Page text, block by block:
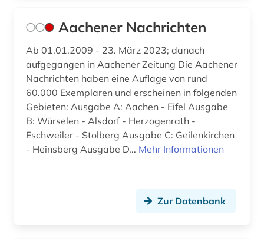
av-medien (1)
av-medienarbeit (1)
av-medienzentrale (1)
avantgarde (1)
bad kissingen (1)
baden-württemberg (21)
Aachener Nachrichten
Ab 01.01.2009 - 23. März 2023; danach
aufgegangen in Aachener Zeitung Die Aachener
Nachrichten haben eine Auflage von rund
60.000 Exemplaren und erscheinen in folgenden
Gebieten: Ausgabe A: Aachen - Eifel Ausgabe
B: Würselen - Alsdorf - Herzogenrath -
Eschweiler - Stolberg Ausgabe C: Geilenkirchen
- Heinsberg Ausgabe D... Mehr Informationen
Zur Datenbank